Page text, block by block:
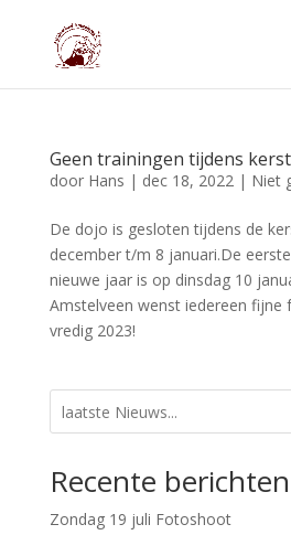
Geen trainingen tijdens
door Hans | dec 18, 2022| Niet
De dojo is gesloten tijdens de
december t/m 8 januari.De
nieuwe jaar is op dinsdag 10
Amstelveen wenst iedereen fijne
vredig 2023!
Recente berichten
Zondag 19 juli Fotoshoot